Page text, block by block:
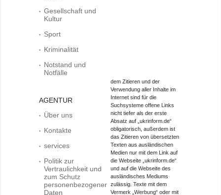
Gesellschaft und
Kultur
Sport
Kriminalität
Notstand und
Notfälle
AGENTUR
Über uns
Kontakte
services
Politik zur
Vertraulichkeit und
zum Schutz
personenbezogener
Daten
dem Zitieren und der
Verwendung aller Inhalte im
Internet sind für die
Suchsysteme offene Links
nicht tiefer als der erste
Absatz auf „ukrinform.de“
obligatorisch, außerdem ist
das Zitieren von übersetzten
Texten aus ausländischen
Medien nur mit dem Link auf
die Webseite „ukrinform.de“
und auf die Webseite des
ausländisches Mediums
zulässig. Texte mit dem
Vermerk „Werbung“ oder mit